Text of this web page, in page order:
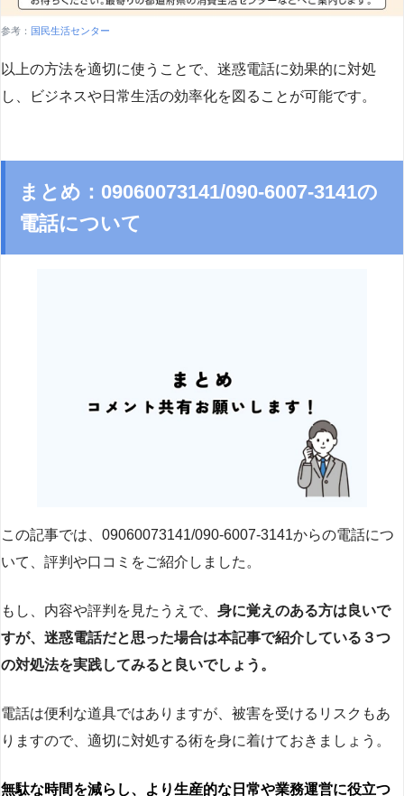
参考： 国民生活センター
以上の方法を適切に使うことで、迷惑電話に効果的に対処
し、ビジネスや日常生活の効率化を図ることが可能です。
まとめ：09060073141/090-6007-3141の
電話について
この記事では、09060073141/090-6007-3141からの電話につ
いて、評判や口コミをご紹介しました。
もし、内容や評判を見たうえで、 身に覚えのある方は良いで
すが、迷惑電話だと思った場合は本記事で紹介している３つ
の対処法を実践してみると良いでしょう。
電話は便利な道具ではありますが、被害を受けるリスクもあ
りますので、適切に対処する術を身に着けておきましょう。
無駄な時間を減らし、より生産的な日常や業務運営に役立つ